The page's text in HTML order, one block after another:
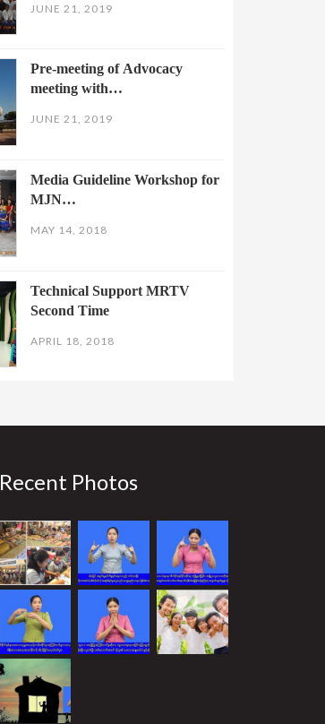
JUNE 21, 2019
Pre-meeting of Advocacy
meeting with…
JUNE 21, 2019
Media Guideline Workshop for
MJN…
MAY 14, 2018
Technical Support MRTV
Second Time
APRIL 18, 2018
Recent Photos